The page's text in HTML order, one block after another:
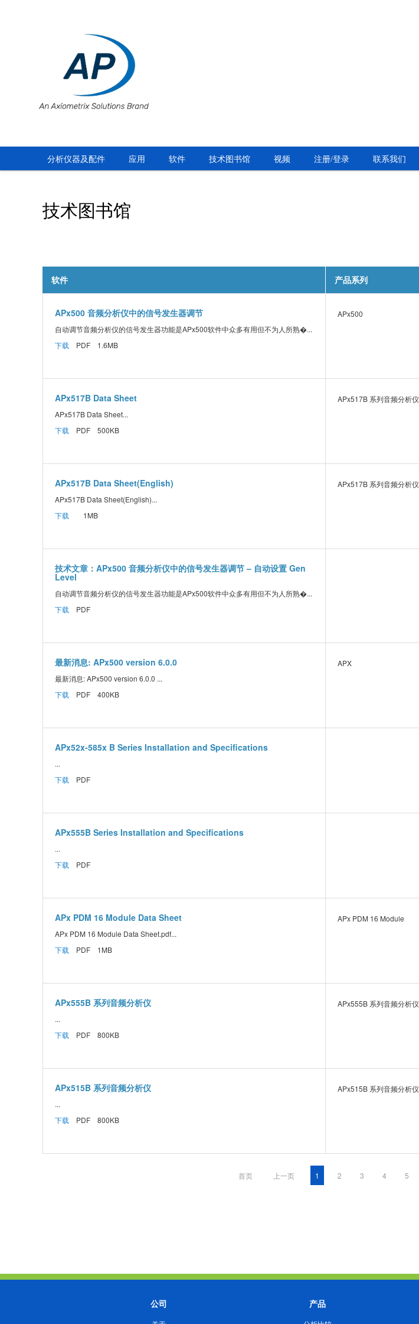
分析仪器及配件 应用 软件 技术图书馆 视频 注册/登录 联系我们
技术图书馆
软件 产品系列
APx500 音频分析仪中的信号发生器调节
自动调节音频分析仪的信号发生器功能是APx500软件中众多有用但不为人所熟�...
下载 PDF 1.6MB
APx500
APx517B Data Sheet
APx517B Data Sheet...
下载 PDF 500KB
APx517B 系列音频分析仪
APx517B Data Sheet(English)
APx517B Data Sheet(English)...
下载 1MB
APx517B 系列音频分析仪
技术文章：APx500 音频分析仪中的信号发生器调节 – 自动设置 Gen
Level
自动调节音频分析仪的信号发生器功能是APx500软件中众多有用但不为人所熟�...
下载 PDF
最新消息: APx500 version 6.0.0
最新消息: APx500 version 6.0.0 ...
下载 PDF 400KB
APX
APx52x-585x B Series Installation and Specifications
...
下载 PDF
APx555B Series Installation and Specifications
...
下载 PDF
APx PDM 16 Module Data Sheet
APx PDM 16 Module Data Sheet.pdf...
下载 PDF 1MB
APx PDM 16 Module
APx555B 系列音频分析仪
...
下载 PDF 800KB
APx555B 系列音频分析仪
APx515B 系列音频分析仪
...
下载 PDF 800KB
APx515B 系列音频分析仪
首页 上一页 1 2 3 4 5
公司 产品